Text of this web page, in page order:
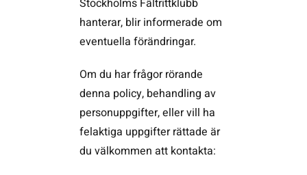
Stockholms Fältrittklubb
hanterar, blir informerade om
eventuella förändringar.
Om du har frågor rörande
denna policy, behandling av
personuppgifter, eller vill ha
felaktiga uppgifter rättade är
du välkommen att kontakta: